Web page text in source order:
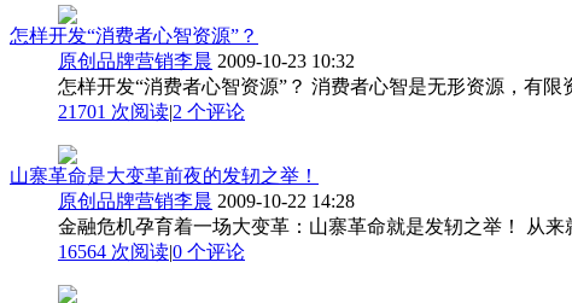
怎样开发“消费者心智资源”？
原创品牌营销李晨 2009-10-23 10:32
怎样开发“消费者心智资源”？ 消费者心智是无形资源，有
21701 次阅读|2 个评论
山寨革命是大变革前夜的发轫之举！
原创品牌营销李晨 2009-10-22 14:28
金融危机孕育着一场大变革：山寨革命就是发轫之举！ 从
16564 次阅读|0 个评论